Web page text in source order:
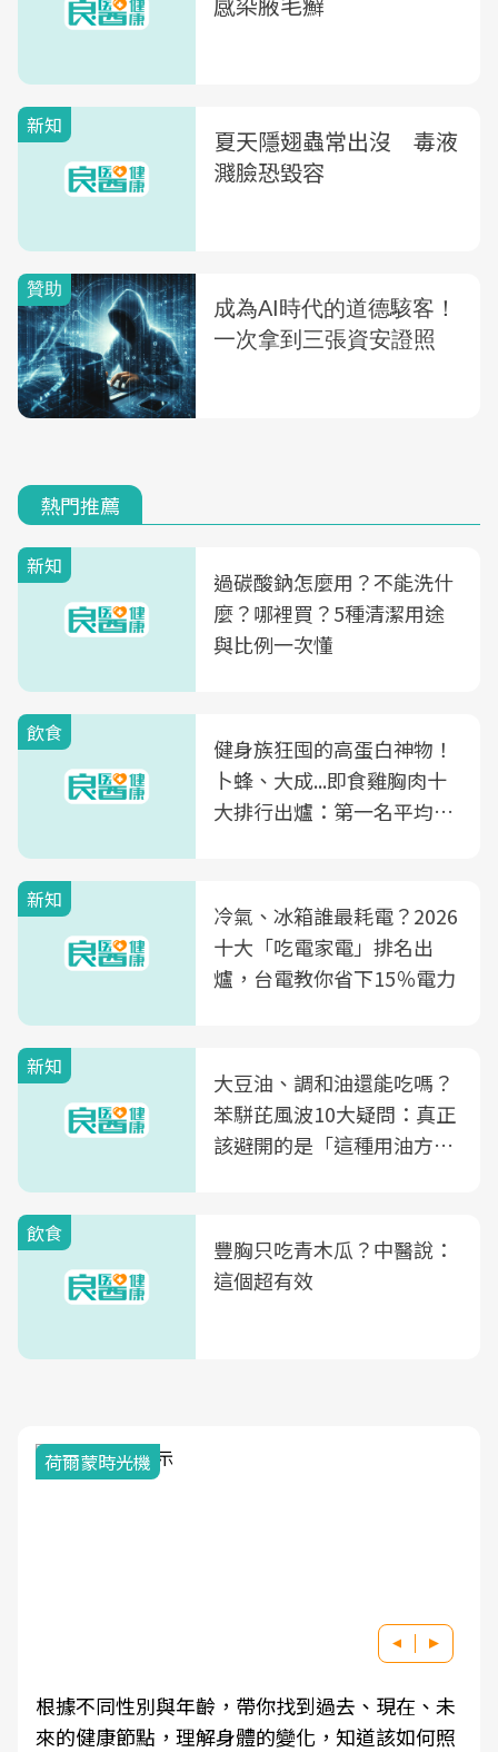
新知
夏天隱翅蟲常出沒 毒液
濺臉恐毀容
熱門推薦
新知
過碳酸鈉怎麼用？不能洗什
麼？哪裡買？5種清潔用途
與比例一次懂
飲食
健身族狂囤的高蛋白神物！
卜蜂、大成...即食雞胸肉十
大排行出爐：第一名平均一
新知
冷氣、冰箱誰最耗電？2026
十大「吃電家電」排名出
爐，台電教你省下15％電力
新知
大豆油、調和油還能吃嗎？
苯駢芘風波10大疑問：真正
該避開的是「這種用油方
飲食
豐胸只吃青木瓜？中醫說：
這個超有效
荷爾蒙時光機
根據不同性別與年齡，帶你找到過去、現在、未
來的健康節點，理解身體的變化，知道該如何照